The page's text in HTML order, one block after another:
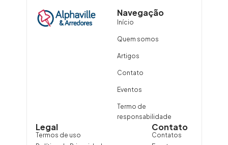
Navegação
Início
Quem somos
Artigos
Contato
Eventos
Termo de
responsabilidade
Contato
Contatos
Legal
Termos de uso